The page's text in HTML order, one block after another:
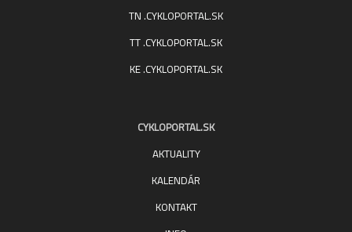
TN .CYKLOPORTAL.SK
TT .CYKLOPORTAL.SK
KE .CYKLOPORTAL.SK
CYKLOPORTAL.SK
AKTUALITY
KALENDÁR
KONTAKT